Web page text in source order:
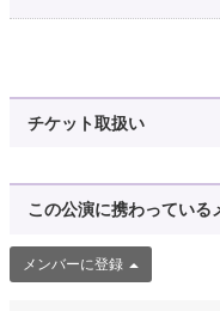
チケット取扱い
この公演に携わっている
メンバーに登録